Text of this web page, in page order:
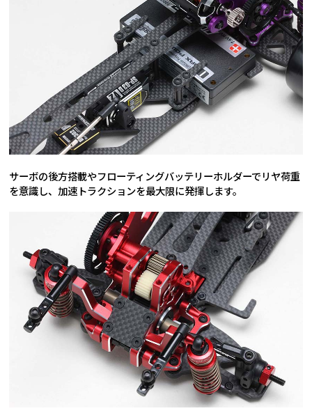
サーボの後方搭載やフローティングバッテリーホルダーでリヤ荷重
を意識し、加速トラクションを最大限に発揮します。